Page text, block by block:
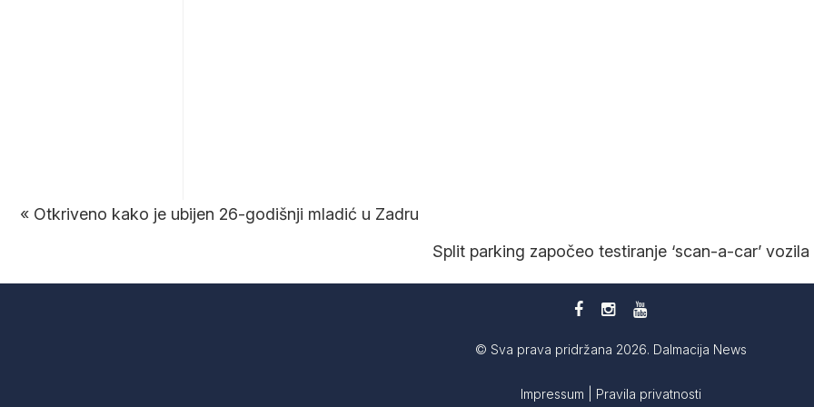
« Otkriveno kako je ubijen 26-godišnji mladić u Zadru
Split parking započeo testiranje ‘scan-a-car’ vozila
© Sva prava pridržana 2026. Dalmacija News
Impressum Pravila privatnosti